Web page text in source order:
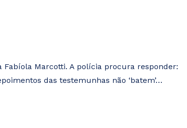
Marcotti. A polícia procura responder:
das testemunhas não ‘batem’…